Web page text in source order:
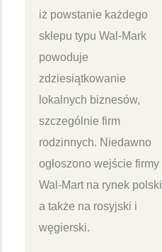
iż powstanie każdego
sklepu typu Wal-Mark
powoduje
zdziesiątkowanie
lokalnych biznesów,
szczególnie firm
rodzinnych. Niedawno
ogłoszono wejście firmy
Wal-Mart na rynek polski
a także na rosyjski i
węgierski.